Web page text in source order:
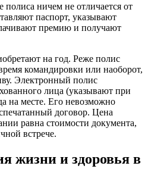
ничем не отличается от
паспорт, указывают
премию и получают
на год. Реже полис
командировки или наоборот,
Электронный полис
лица (указывают при
на месте. Его невозможно
договор. Цена
равна стоимости документа,
встрече.
жизни и здоровья в